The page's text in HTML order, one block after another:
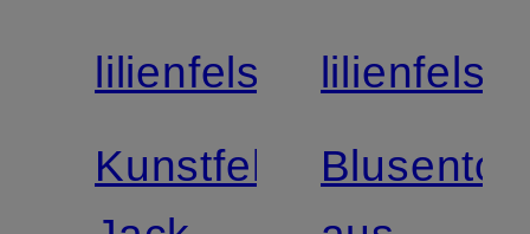
lilienfels
Kunstfell-
lilienfels
Blusentop